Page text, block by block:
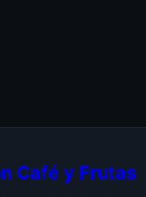
Café y Frutas